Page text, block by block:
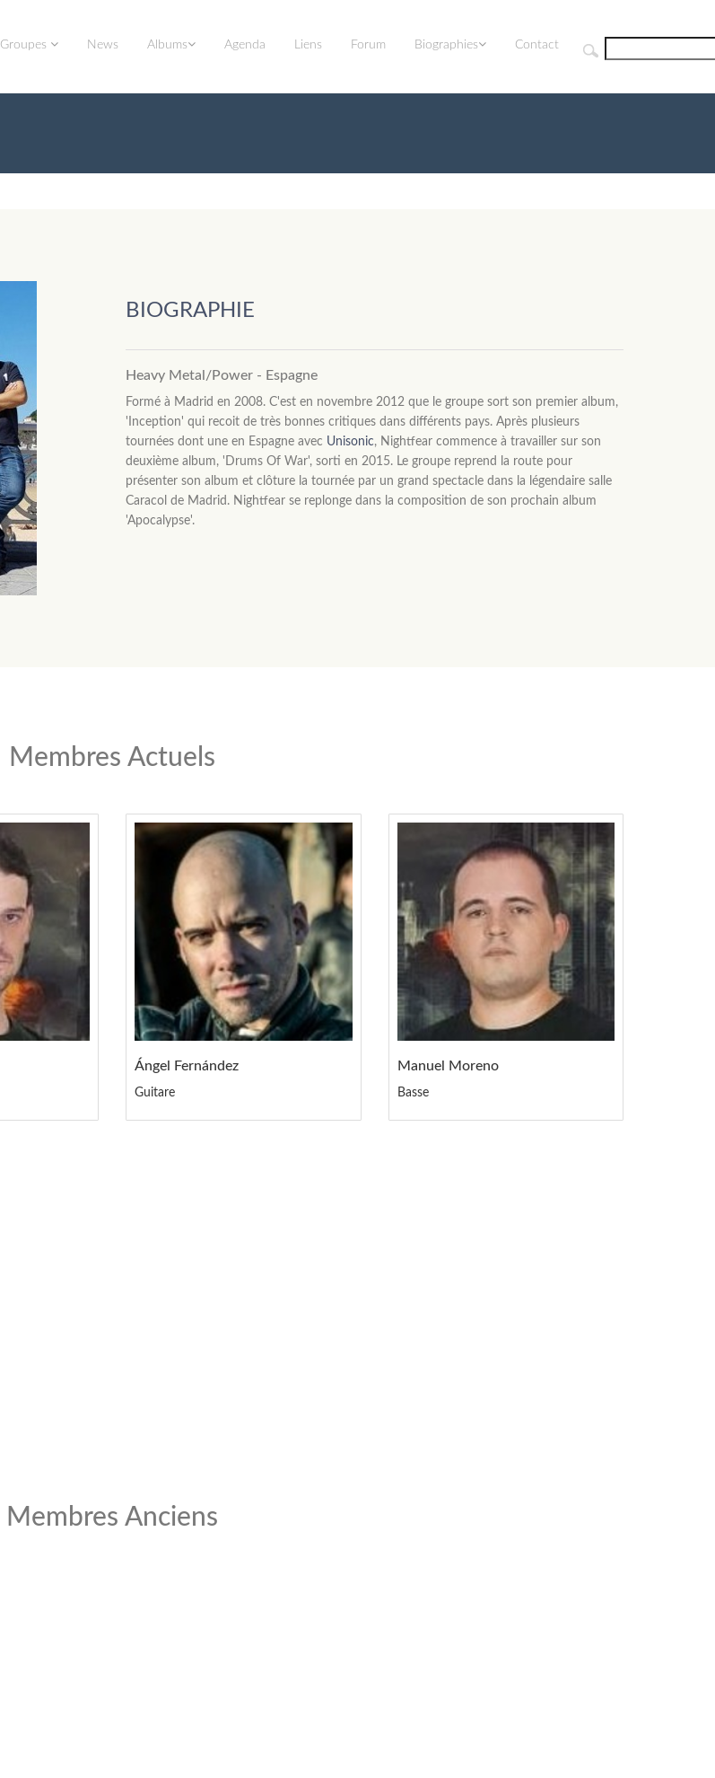
Groupes News Albums Agenda Liens Forum Biographies Contact
BIOGRAPHIE
Heavy Metal/Power - Espagne
Formé à Madrid en 2008. C'est en novembre 2012 que le groupe sort son premier album,
'Inception' qui recoit de très bonnes critiques dans différents pays. Après plusieurs
tournées dont une en Espagne avec Unisonic, Nightfear commence à travailler sur son
deuxième album, 'Drums Of War', sorti en 2015. Le groupe reprend la route pour
présenter son album et clôture la tournée par un grand spectacle dans la légendaire salle
Caracol de Madrid. Nightfear se replonge dans la composition de son prochain album
'Apocalypse'.
Membres Actuels
Ángel Fernández
Guitare
Manuel Moreno
Basse
Membres Anciens